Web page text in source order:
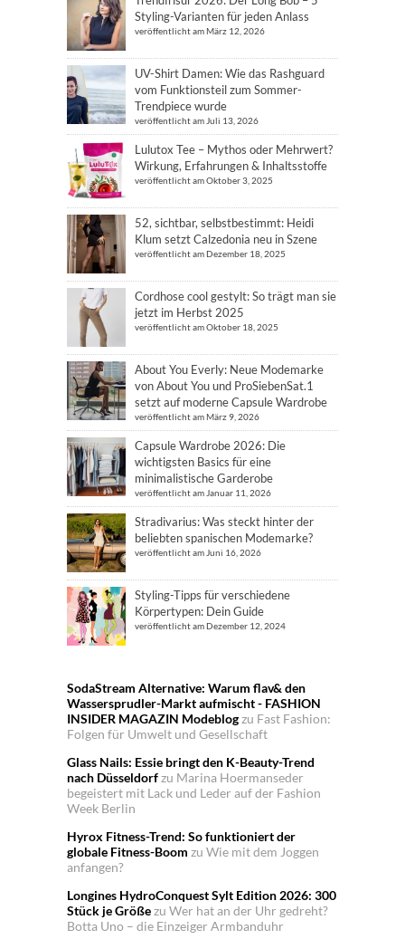
Styling-Varianten für jeden Anlass
veröffentlicht am März 12, 2026
UV-Shirt Damen: Wie das Rashguard
vom Funktionsteil zum Sommer-
Trendpiece wurde
veröffentlicht am Juli 13, 2026
Lulutox Tee – Mythos oder Mehrwert?
Wirkung, Erfahrungen & Inhaltsstoffe
veröffentlicht am Oktober 3, 2025
52, sichtbar, selbstbestimmt: Heidi
Klum setzt Calzedonia neu in Szene
veröffentlicht am Dezember 18, 2025
Cordhose cool gestylt: So trägt man sie
jetzt im Herbst 2025
veröffentlicht am Oktober 18, 2025
About You Everly: Neue Modemarke
von About You und ProSiebenSat.1
setzt auf moderne Capsule Wardrobe
veröffentlicht am März 9, 2026
Capsule Wardrobe 2026: Die
wichtigsten Basics für eine
minimalistische Garderobe
veröffentlicht am Januar 11, 2026
Stradivarius: Was steckt hinter der
beliebten spanischen Modemarke?
veröffentlicht am Juni 16, 2026
Styling-Tipps für verschiedene
Körpertypen: Dein Guide
veröffentlicht am Dezember 12, 2024
SodaStream Alternative: Warum flav& den
Wassersprudler-Markt aufmischt - FASHION
INSIDER MAGAZIN Modeblogzu Fast Fashion:
Folgen für Umwelt und Gesellschaft
Glass Nails: Essie bringt den K-Beauty-Trend
nach Düsseldorfzu Marina Hoermanseder
begeistert mit Lack und Leder auf der Fashion
Week Berlin
Hyrox Fitness-Trend: So funktioniert der
globale Fitness-Boom zu Wie mit dem Joggen
anfangen?
Longines HydroConquest Sylt Edition 2026: 300
Stück je Größezu Wer hat an der Uhr gedreht?
Botta Uno – die Einzeiger Armbanduhr